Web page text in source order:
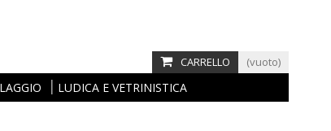
CARRELLO (vuoto)
LUDICA E VETRINISTICA